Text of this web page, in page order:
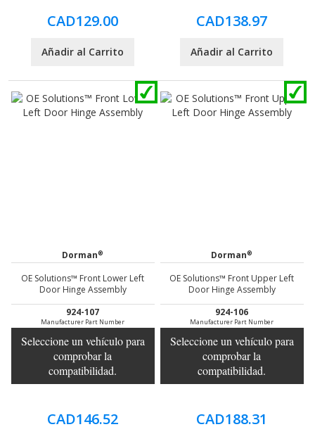
CAD129.00
Añadir al Carrito
CAD138.97
Añadir al Carrito
Dorman®
OE Solutions™ Front Lower Left
Door Hinge Assembly
924-107
Manufacturer Part Number
Seleccione un vehículo para
comprobar la
compatibilidad.
CAD146.52
Dorman®
OE Solutions™ Front Upper Left
Door Hinge Assembly
924-106
Manufacturer Part Number
Seleccione un vehículo para
comprobar la
compatibilidad.
CAD188.31